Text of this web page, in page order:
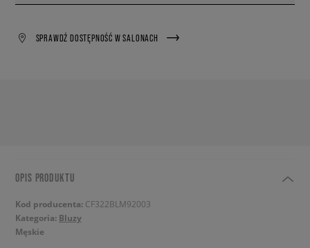
SPRAWDŹ DOSTĘPNOŚĆ W SALONACH
OPIS PRODUKTU
Kod producenta: CF322BLM92003
Kategoria: Bluzy
Męskie